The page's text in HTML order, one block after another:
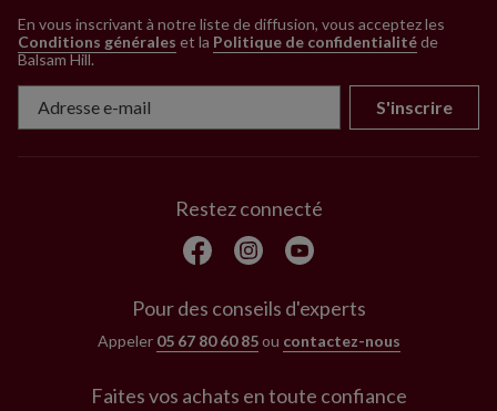
En vous inscrivant à notre liste de diffusion, vous acceptez les
Conditions générales et la Politique de confidentialitéde
Balsam Hill.
S'inscrire
Restez connecté
Pour des conseils d'experts
Appeler 05 67 80 60 85ou contactez-nous
Faites vos achats en toute confiance